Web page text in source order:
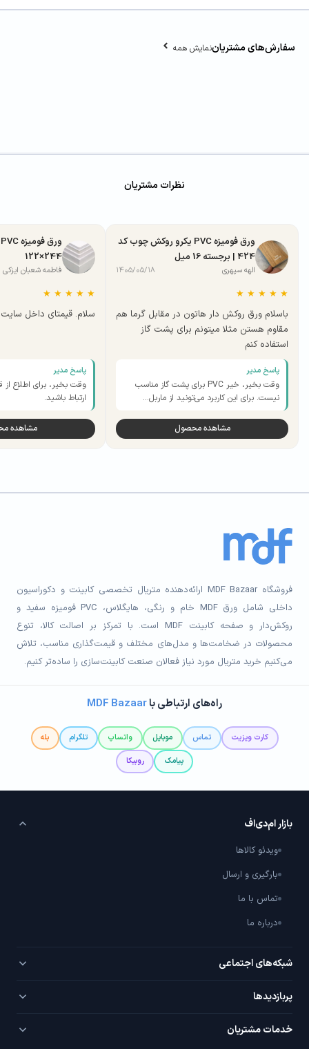
سفارش‌های مشتریاننمایش همه
نظرات مشتریان
ورق فومیزه PVC یکرو روکش چوب کد
424 | برجسته 16 میل
الهه سپهری ۱۴۰۵/۰۵/۱۸
★
★
★
★
★
باسلام ورق روکش دار هاتون در مقابل گرما هم
مقاوم هستن مثلا میتونم برای پشت گاز
استفاده کنم
پاسخ مدیر
وقت بخیر، خیر PVC برای پشت گاز مناسب
نیست. برای این کاربرد می‌تونید از ماربل…
مشاهده محصول
244×122
فاطمه شعبان ایزکی
★
★
★
★
★
سلام. قیمتای داخل سایت
پاسخ مدیر
وقت بخیر، برای اطلاع از
ارتباط باشید.
مشاهده
فروشگاه MDF Bazaar ارائه‌دهنده متریال تخصصی کابینت و دکوراسیون
داخلی شامل ورق MDF خام و رنگی، هایگلاس، PVC فومیزه سفید و
روکش‌دار و صفحه کابینت MDF است. با تمرکز بر اصالت کالا، تنوع
محصولات در ضخامت‌ها و مدل‌های مختلف و قیمت‌گذاری مناسب، تلاش
می‌کنیم خرید متریال مورد نیاز فعالان صنعت کابینت‌سازی را ساده‌تر کنیم.
راه‌های ارتباطی باMDF Bazaar
کارت ویزیت تماس موبایل واتساپ تلگرام
بله
پیامک
روبیکا
بازار ام‌دی‌اف
ویدئو کالاها
بارگیری و ارسال
تماس با ما
درباره ما
شبکه‌های اجتماعی
تلگرام
پربازدید‌ها
PVC سفید
خدمات مشتریان